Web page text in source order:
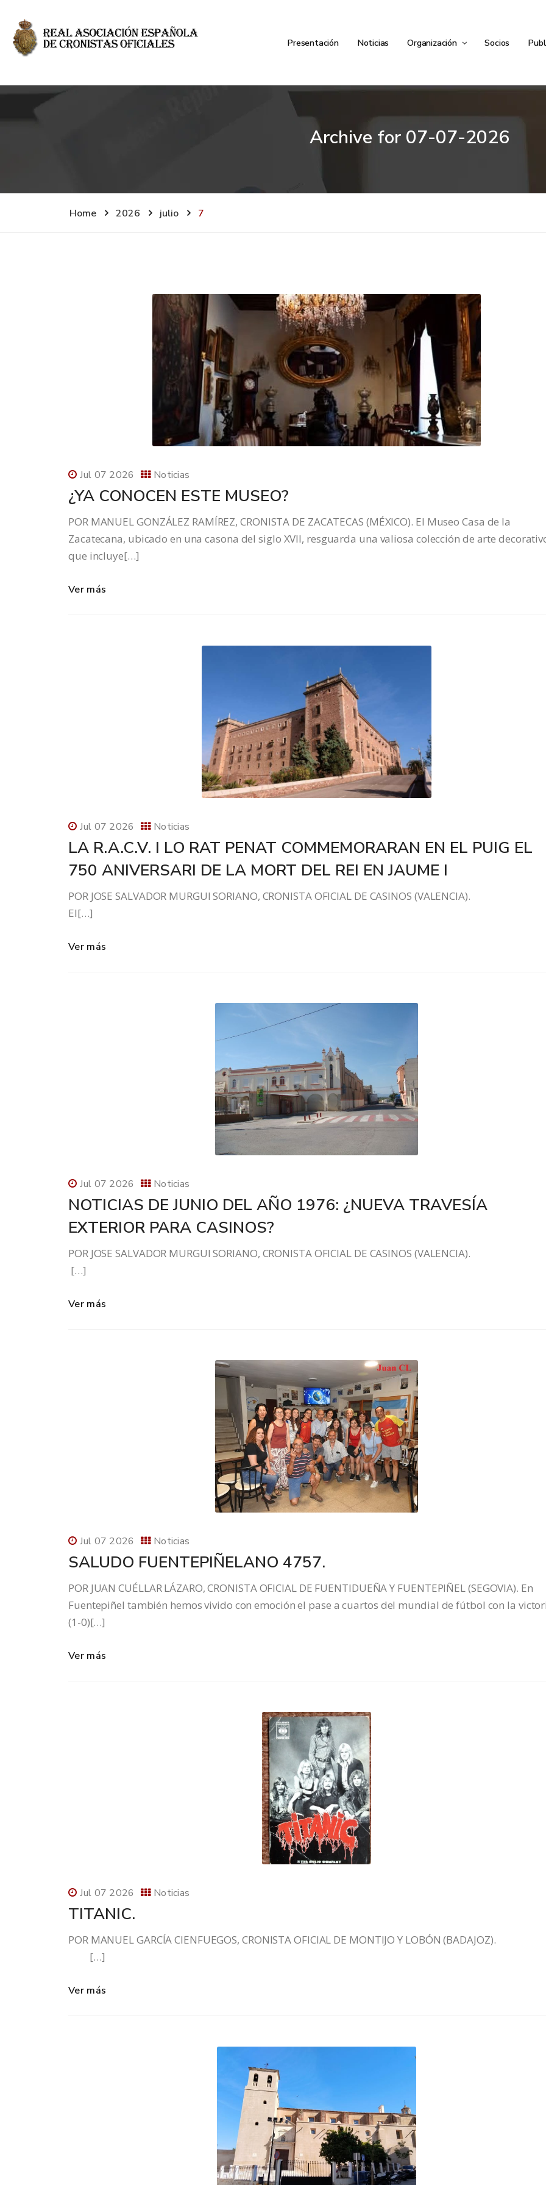
Presentación Noticias Organización Socios
Archive for 07-07-2026
Home 2026 julio 7
Jul 07 2026 Noticias
¿YA CONOCEN ESTE MUSEO?
POR MANUEL GONZÁLEZ RAMÍREZ, CRONISTA DE ZACATECAS (MÉXICO). El Museo Casa de la
Zacatecana, ubicado en una casona del siglo XVII, resguarda una valiosa colección de arte
que incluye[…]
Ver más
Jul 07 2026 Noticias
LA R.A.C.V. I LO RAT PENAT COMMEMORARAN EN EL PUIG EL
750 ANIVERSARI DE LA MORT DEL REI EN JAUME I
POR JOSE SALVADOR MURGUI SORIANO, CRONISTA OFICIAL DE CASINOS
El[…]
Ver más
Jul 07 2026 Noticias
NOTICIAS DE JUNIO DEL AÑO 1976: ¿NUEVA TRAVESÍA
EXTERIOR PARA CASINOS?
POR JOSE SALVADOR MURGUI SORIANO, CRONISTA OFICIAL DE CASINOS
[…]
Ver más
Jul 07 2026 Noticias
SALUDO FUENTEPIÑELANO 4757.
POR JUAN CUÉLLAR LÁZARO, CRONISTA OFICIAL DE FUENTIDUEÑA Y FUENTEPIÑEL (SEGOVIA). En
Fuentepiñel también hemos vivido con emoción el pase a cuartos del mundial de fútbol con la
(1-0)[…]
Ver más
Jul 07 2026 Noticias
TITANIC.
POR MANUEL GARCÍA CIENFUEGOS, CRONISTA OFICIAL DE MONTIJO Y LOBÓN
[…]
Ver más